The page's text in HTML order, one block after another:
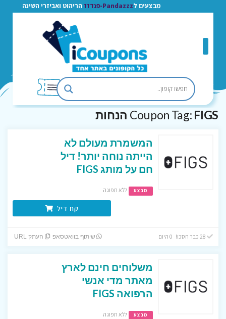
מבצעים ל Pandazzz-פנדזז הריהוט ואביזרי השינה
Coupon Tag: FIGS הנחות
המשמרת מעולם לא
הייתה נוחה יותר! דיל
חם על מותג FIGS
מבצע ללא תפוגה
קח דיל
28 כבר חסכו! 0 היום שיתוף בוואטסאפ העתק URL
משלוחים חינם לארץ
מאתר מדי אנשי
הרפואה FIGS
מבצע ללא תפוגה